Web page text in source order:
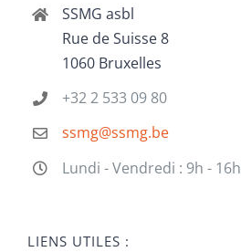
SSMG asbl
Rue de Suisse 8
1060 Bruxelles
+32 2 533 09 80
ssmg@ssmg.be
Lundi - Vendredi : 9h - 16h
LIENS UTILES :